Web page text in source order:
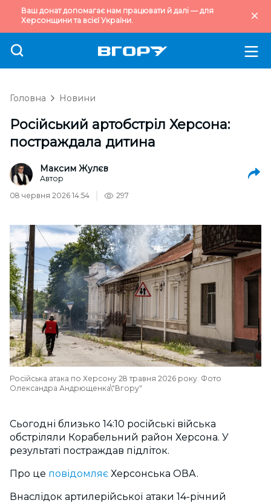
Ваш донат допомагає нам працювати й далі — для
Херсонщини та всієї України.
Головна Новини
Російський артобстріл Херсона:
постраждала дитина
Максим Жулєв
Автор
08 червня 2026 14:54
297
Російська атака по Херсону 28 травня 2026 року. Фото
Олександра Андрющенка\"Вгору"
Сьогодні близько 14:10 російські війська
обстріляли Корабельний район Херсона. У
результаті постраждав підліток.
Про це повідомляє Херсонська ОВА.
Внаслідок артилерійської атаки 14-річний